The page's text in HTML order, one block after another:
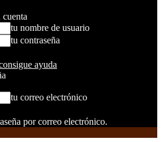
tu nombre de usuario
tu contraseña
ayuda
tu correo electrónico
por correo electrónico.